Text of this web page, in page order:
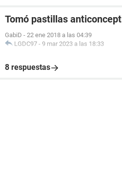
Tomó pastillas
GabiD - 22 ene 2018 a las 04:39
LGDC97 - 9 mar 2023 a las 18:33
8 respuestas